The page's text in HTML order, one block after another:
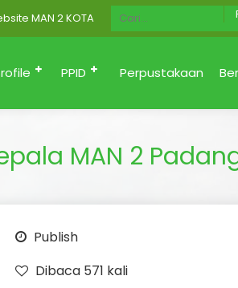
2 KOTA PADANG Menuju Zona Integritas
PPID Perpustakaan
MAN 2
Publish
Dibaca 571 kali